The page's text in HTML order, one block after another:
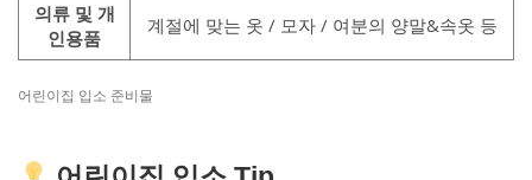
의류 및 개
인용품
계절에 맞는 옷 / 모자 / 여분의 양말&속옷 등
어린이집 입소 준비물